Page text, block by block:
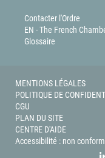
Contacter l'Ordre
EN - The French
Glossaire
MENTIONS LÉGALES
POLITIQUE DE
CGU
PLAN DU SITE
CENTRE D'AIDE
Accessibilité : non